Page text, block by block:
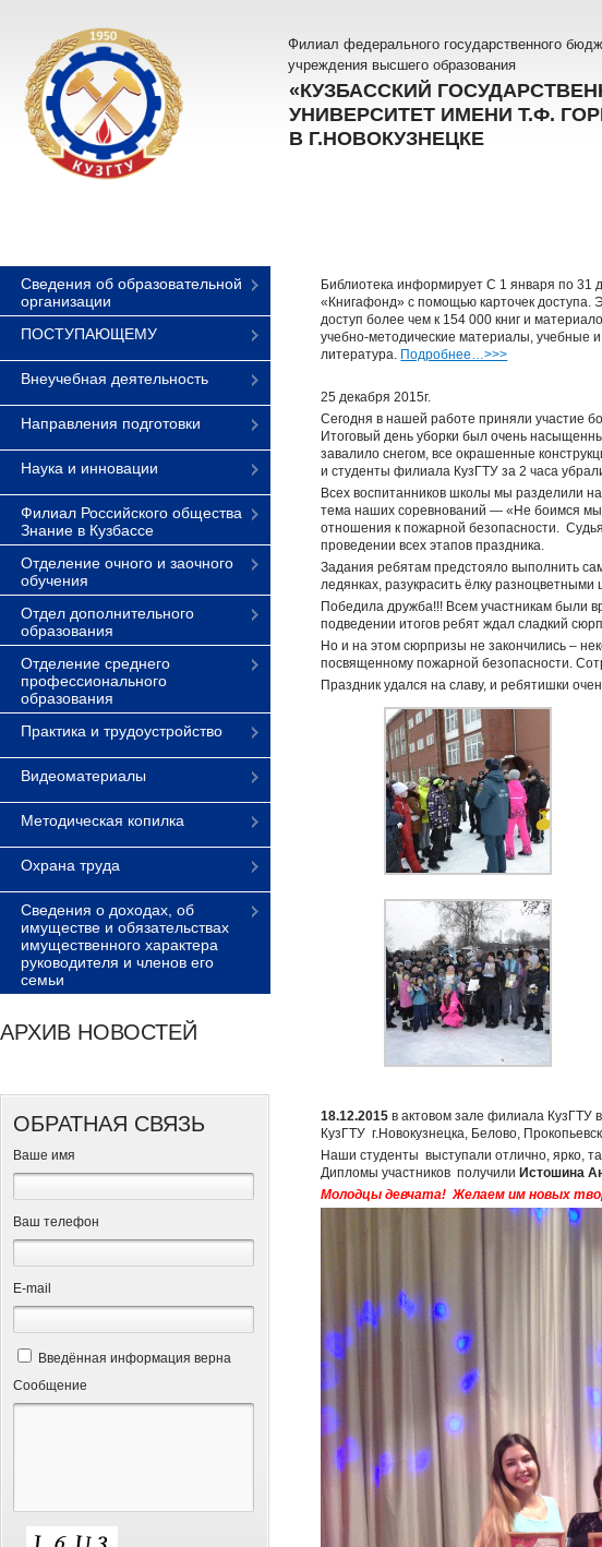
Филиал федерального государственного
учреждения высшего образования
«КУЗБАССКИЙ
УНИВЕРСИТЕТ ИМЕНИ Т.Ф.
В Г.НОВОКУЗНЕЦКЕ
Сведения об образовательной
организации
ПОСТУПАЮЩЕМУ
Внеучебная деятельность
Направления подготовки
Наука и инновации
Филиал Российского общества
Знание в Кузбассе
Отделение очного и заочного
обучения
Отдел дополнительного
образования
Отделение среднего
профессионального
образования
Практика и трудоустройство
Видеоматериалы
Методическая копилка
Охрана труда
Сведения о доходах, об
имуществе и обязательствах
имущественного характера
руководителя и членов его
семьи
АРХИВ НОВОСТЕЙ
ОБРАТНАЯ СВЯЗЬ
Ваше имя
Ваш телефон
Е-mail
Введённая информация верна
Сообщение
Библиотека информирует С 1 января по 31
«Книгафонд» с помощью карточек доступа.
доступ более чем к 154 000 книг и
учебно-методические материалы, учебные
литература. Подробнее…>>>
25 декабря 2015г.
Сегодня в нашей работе приняли участие
Итоговый день уборки был очень
завалило снегом, все окрашенные
и студенты филиала КузГТУ за 2 часа
Всех воспитанников школы мы разделили
тема наших соревнований — «Не боимся
отношения к пожарной безопасности.
проведении всех этапов праздника.
Задания ребятам предстояло выполнить
ледянках, разукрасить ёлку
Победила дружба!!! Всем участникам
подведении итогов ребят ждал сладкий
Но и на этом сюрпризы не закончились –
посвященному пожарной безопасности.
Праздник удался на славу, и ребятишки
18.12.2015 в актовом зале филиала КузГТУ
КузГТУ г.Новокузнецка, Белово,
Наши студенты выступали отлично, ярко,
Дипломы участников получили Истошина
Молодцы девчата! Желаем им новых